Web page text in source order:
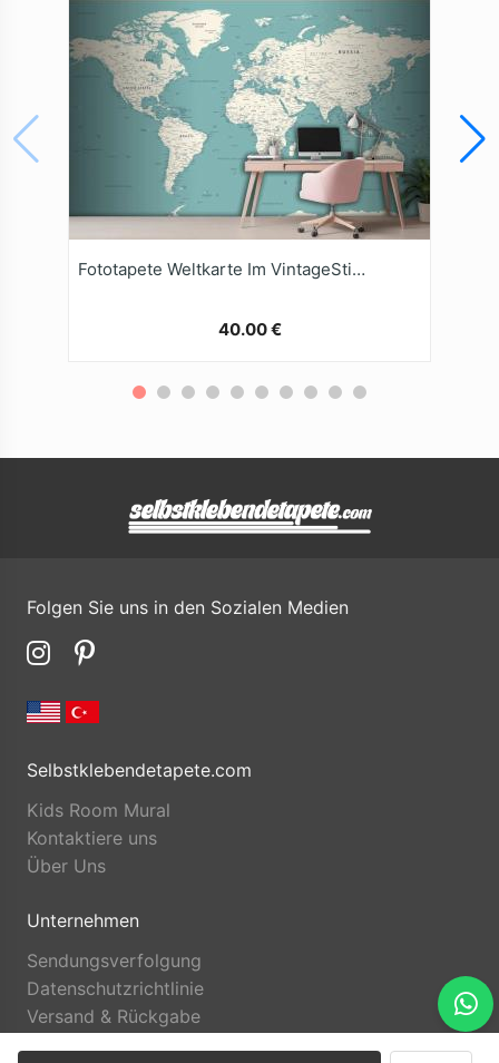
Fototapete Weltkarte Im VintageStil Mit Politischen Motiven
40.00 €
Folgen Sie uns in den Sozialen Medien
Selbstklebendetapete.com
Kids Room Mural
Kontaktiere uns
Über Uns
Unternehmen
Sendungsverfolgung
Datenschutzrichtlinie
Versand & Rückgabe